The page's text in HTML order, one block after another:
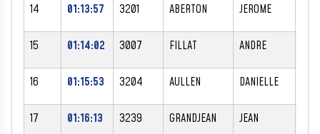
14 01:13:57 3201 ABERTON JEROME
15 01:14:02 3007 FILLAT ANDRE
16 01:15:53 3204 AULLEN DANIELLE
17 01:16:13 3239 GRANDJEAN JEAN